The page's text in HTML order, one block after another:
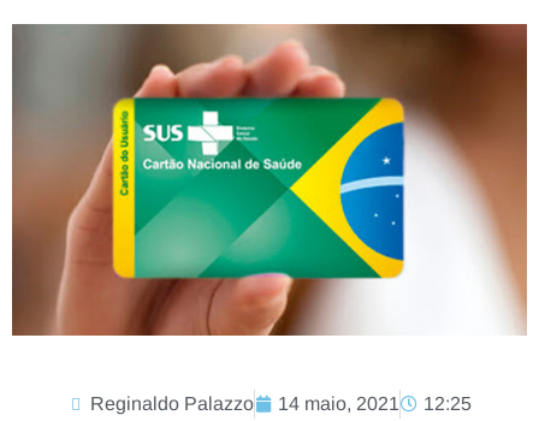
Reginaldo Palazzo 14 maio, 2021 12:25